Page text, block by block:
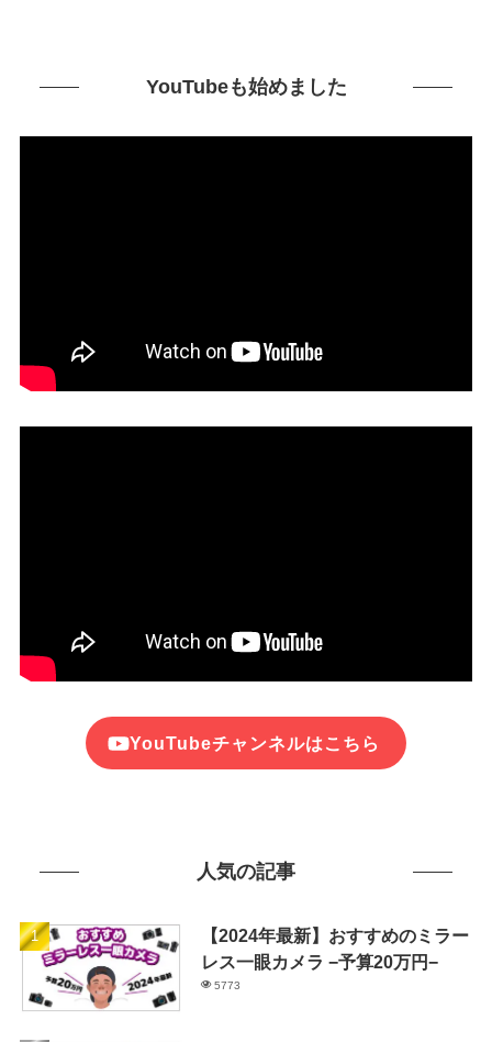
YouTubeも始めました
YouTubeチャンネルはこちら
人気の記事
【2024年最新】おすすめのミラー
レス一眼カメラ −予算20万円−
5773